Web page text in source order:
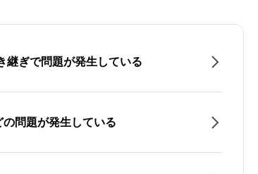
継ぎで問題が発生している
問題が発生している